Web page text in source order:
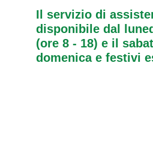
Il servizio di
disponibile dal
(ore 8 - 18) e il
domenica e festivi